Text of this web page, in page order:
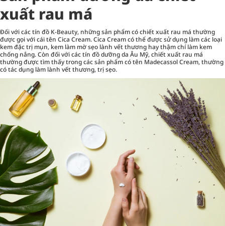
xuất rau má
Đối với các tín đồ K-Beauty, những sản phẩm có chiết xuất rau má thường
được gọi với cái tên Cica Cream. Cica Cream có thể được sử dụng làm các loại
kem đặc trị mụn, kem làm mờ sẹo lành vết thương hay thậm chí làm kem
chống nắng. Còn đối với các tín đồ dưỡng da Âu Mỹ, chiết xuất rau má
thường được tìm thấy trong các sản phẩm có tên Madecassol Cream, thường
có tác dụng làm lành vết thương, trị sẹo.